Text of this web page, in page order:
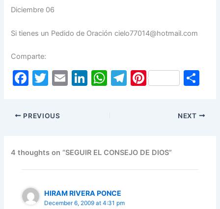
Diciembre 06
Si tienes un Pedido de Oración cielo77014@hotmail.com
Comparte:
F
c
e
o
o
k
T
itt
er
E
Li
n
W
p
p
T
m
Pi
ar
PREVIOUS NEXT
4 thoughts on “SEGUIR EL CONSEJO DE DIOS”
HIRAM RIVERA PONCE
December 6, 2009 at 4:31 pm